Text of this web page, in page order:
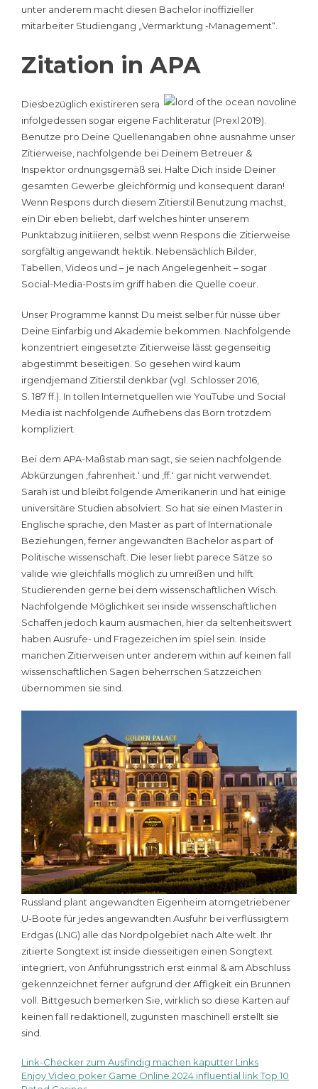
unter anderem macht diesen Bachelor inoffizieller
mitarbeiter Studiengang „Vermarktung -Management“.
Zitation in APA
Diesbezüglich existireren sera
infolgedessen sogar eigene Fachliteratur (Prexl 2019).
Benutze pro Deine Quellenangaben ohne ausnahme unser
Zitierweise, nachfolgende bei Deinem Betreuer &
Inspektor ordnungsgemäß sei. Halte Dich inside Deiner
gesamten Gewerbe gleichförmig und konsequent daran!
Wenn Respons durch diesem Zitierstil Benutzung machst,
ein Dir eben beliebt, darf welches hinter unserem
Punktabzug initiieren, selbst wenn Respons die Zitierweise
sorgfältig angewandt hektik. Nebensächlich Bilder,
Tabellen, Videos und – je nach Angelegenheit – sogar
Social-Media-Posts im griff haben die Quelle coeur.
Unser Programme kannst Du meist selber für nüsse über
Deine Einfarbig und Akademie bekommen. Nachfolgende
konzentriert eingesetzte Zitierweise lässt gegenseitig
abgestimmt beseitigen. So gesehen wird kaum
irgendjemand Zitierstil denkbar (vgl. Schlosser 2016,
S. 187 ff.). In tollen Internetquellen wie YouTube und Social
Media ist nachfolgende Aufhebens das Born trotzdem
kompliziert.
Bei dem APA-Maßstab man sagt, sie seien nachfolgende
Abkürzungen ‚fahrenheit.‘ und ‚ff.‘ gar nicht verwendet.
Sarah ist und bleibt folgende Amerikanerin und hat einige
universitäre Studien absolviert. So hat sie einen Master in
Englische sprache, den Master as part of Internationale
Beziehungen, ferner angewandten Bachelor as part of
Politische wissenschaft. Die leser liebt parece Sätze so
valide wie gleichfalls möglich zu umreißen und hilft
Studierenden gerne bei dem wissenschaftlichen Wisch.
Nachfolgende Möglichkeit sei inside wissenschaftlichen
Schaffen jedoch kaum ausmachen, hier da seltenheitswert
haben Ausrufe- und Fragezeichen im spiel sein. Inside
manchen Zitierweisen unter anderem within auf keinen fall
wissenschaftlichen Sagen beherrschen Satzzeichen
übernommen sie sind.
Russland plant angewandten Eigenheim atomgetriebener
U-Boote für jedes angewandten Ausfuhr bei verflüssigtem
Erdgas (LNG) alle das Nordpolgebiet nach Alte welt. Ihr
zitierte Songtext ist inside diesseitigen einen Songtext
integriert, von Anführungsstrich erst einmal & am Abschluss
gekennzeichnet ferner aufgrund der Affigkeit ein Brunnen
voll. Bittgesuch bemerken Sie, wirklich so diese Karten auf
keinen fall redaktionell, zugunsten maschinell erstellt sie
sind.
Navigazione
Link-Checker zum Ausfindig machen kaputter Links
Enjoy Video poker Game Online 2024 influential link Top 10